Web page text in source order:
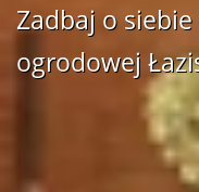
Zadbaj o
ogrodowej